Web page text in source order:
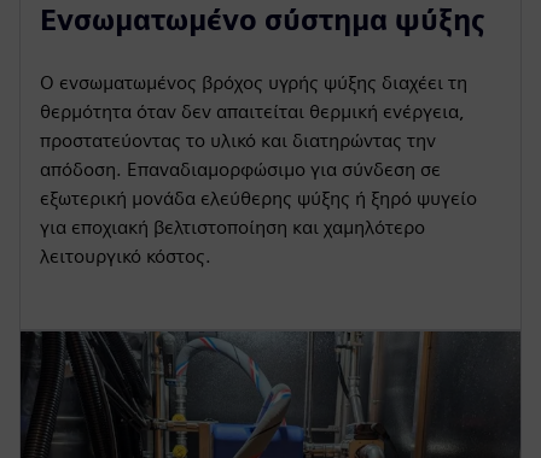
Ενσωματωμένο σύστημα ψύξης
Ο ενσωματωμένος βρόχος υγρής ψύξης διαχέει τη
θερμότητα όταν δεν απαιτείται θερμική ενέργεια,
προστατεύοντας το υλικό και διατηρώντας την
απόδοση. Επαναδιαμορφώσιμο για σύνδεση σε
εξωτερική μονάδα ελεύθερης ψύξης ή ξηρό ψυγείο
για εποχιακή βελτιστοποίηση και χαμηλότερο
λειτουργικό κόστος.